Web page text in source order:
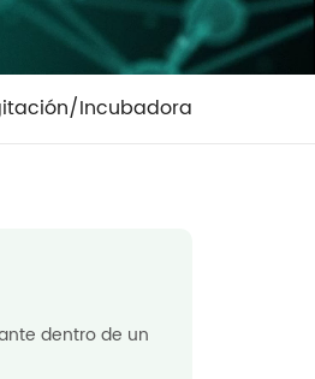
Incubadora
dentro de un